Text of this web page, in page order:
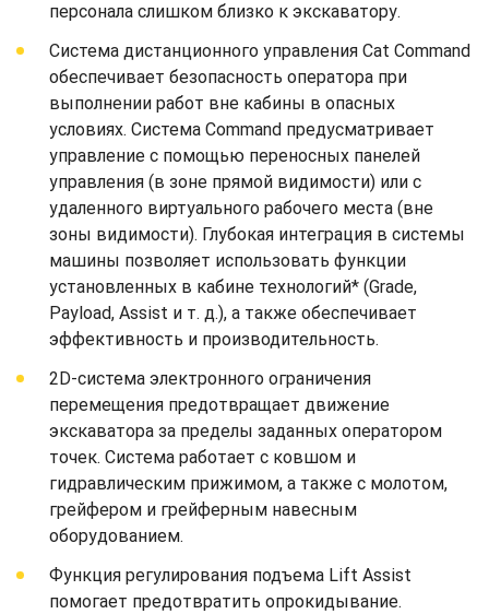
персонала слишком близко к экскаватору.
Система дистанционного управления Cat Command
обеспечивает безопасность оператора при
выполнении работ вне кабины в опасных
условиях. Система Command предусматривает
управление с помощью переносных панелей
управления (в зоне прямой видимости) или с
удаленного виртуального рабочего места (вне
зоны видимости). Глубокая интеграция в системы
машины позволяет использовать функции
установленных в кабине технологий* (Grade,
Payload, Assist и т. д.), а также обеспечивает
эффективность и производительность.
2D-система электронного ограничения
перемещения предотвращает движение
экскаватора за пределы заданных оператором
точек. Система работает с ковшом и
гидравлическим прижимом, а также с молотом,
грейфером и грейферным навесным
оборудованием.
Функция регулирования подъема Lift Assist
помогает предотвратить опрокидывание.